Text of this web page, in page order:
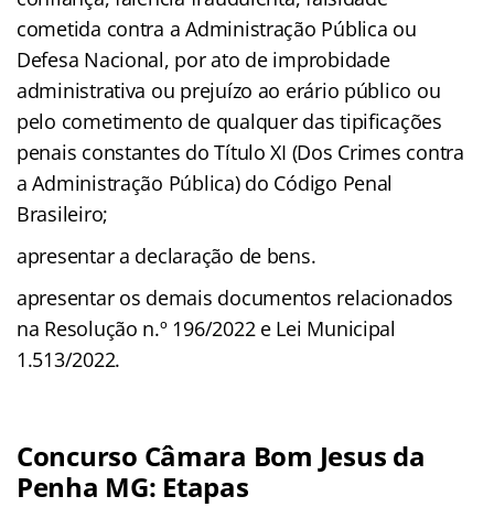
cometida contra a Administração Pública ou
Defesa Nacional, por ato de improbidade
administrativa ou prejuízo ao erário público ou
pelo cometimento de qualquer das tipificações
penais constantes do Título XI (Dos Crimes contra
a Administração Pública) do Código Penal
Brasileiro;
apresentar a declaração de bens.
apresentar os demais documentos relacionados
na Resolução n.º 196/2022 e Lei Municipal
1.513/2022.
Concurso Câmara Bom Jesus da
Penha MG: Etapas